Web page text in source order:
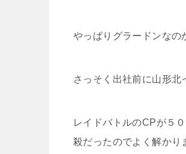
やっぱりグラードンなの
さっそく出社前に山形北
レイドバトルのCPが５
殺だったのでよく解かり